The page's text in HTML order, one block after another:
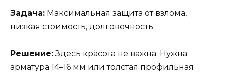
Задача: Максимальная защита от взлома,
низкая стоимость, долговечность.
Решение:Здесь красота не важна. Нужна
арматура 14–16 мм или толстая профильная